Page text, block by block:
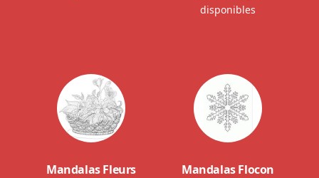
disponibles
Mandalas Fleurs Mandalas Flocon